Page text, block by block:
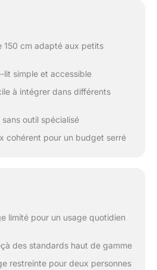
150 cm adapté aux petits
lit simple et accessible
à intégrer dans différents
outil spécialisé
cohérent pour un budget serré
limité pour un usage quotidien
des standards haut de gamme
restreinte pour deux personnes